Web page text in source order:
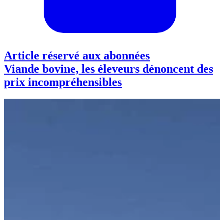
Article réservé aux abonnées
Viande bovine, les éleveurs dénoncent des
prix incompréhensibles